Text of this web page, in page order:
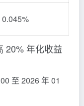
0.045%
20% 年化收益
至 2026 年 01